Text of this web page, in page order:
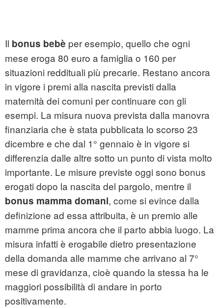
Il bonus bebè per esempio, quello che ogni
mese eroga 80 euro a famiglia o 160 per
situazioni reddituali più precarie. Restano ancora
in vigore i premi alla nascita previsti dalla
maternità dei comuni per continuare con gli
esempi. La misura nuova prevista dalla manovra
finanziaria che è stata pubblicata lo scorso 23
dicembre e che dal 1° gennaio è in vigore si
differenzia dalle altre sotto un punto di vista molto
importante. Le misure previste oggi sono bonus
erogati dopo la nascita del pargolo, mentre il
bonus mamma domani, come si evince dalla
definizione ad essa attribuita, è un premio alle
mamme prima ancora che il parto abbia luogo. La
misura infatti è erogabile dietro presentazione
della domanda alle mamme che arrivano al 7°
mese di gravidanza, cioè quando la stessa ha le
maggiori possibilità di andare in porto
positivamente.